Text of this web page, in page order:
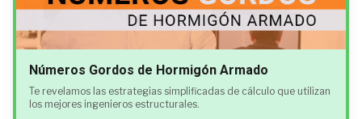
Números Gordos de Hormigón Armado
Te revelamos las estrategias simplificadas de cálculo que utilizan
los mejores ingenieros estructurales.